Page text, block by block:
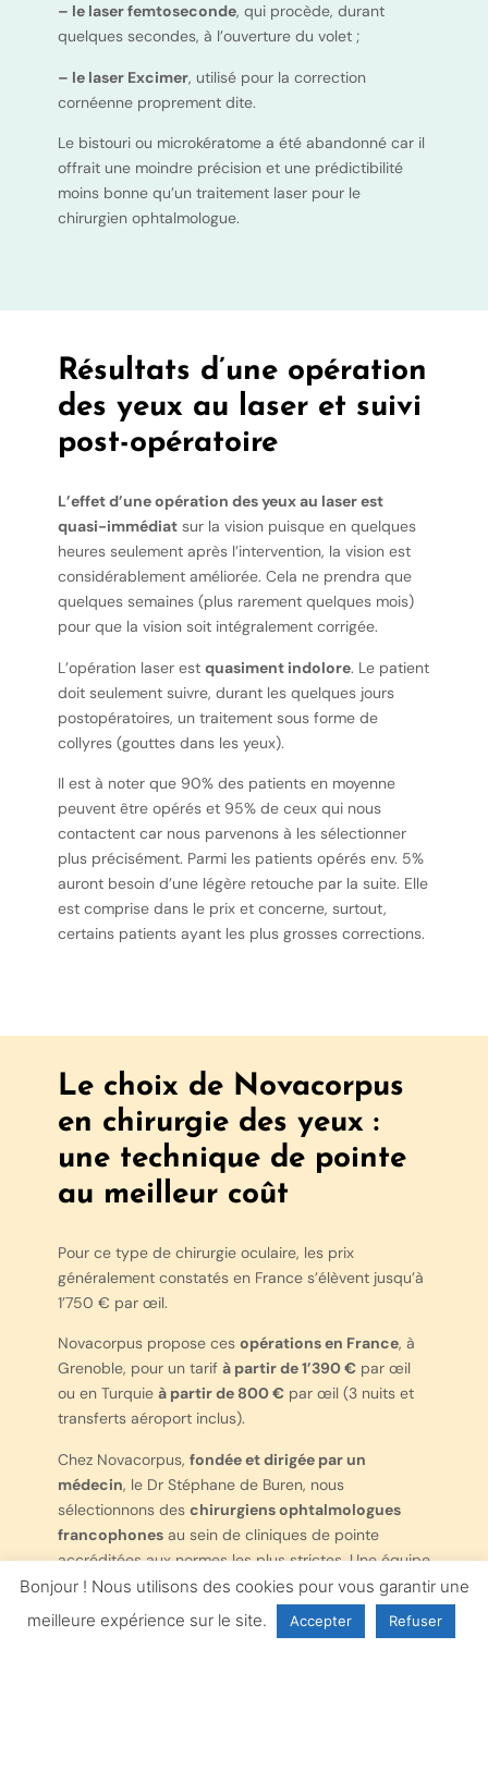
– le laser femtoseconde, qui procède, durant
quelques secondes, à l’ouverture du volet ;
– le laser Excimer, utilisé pour la correction
cornéenne proprement dite.
Le bistouri ou microkératome a été abandonné car il
offrait une moindre précision et une prédictibilité
moins bonne qu’un traitement laser pour le
chirurgien ophtalmologue.
Résultats d’une opération
des yeux au laser et suivi
post-opératoire
L’effet d’une opération des yeux au laser est
quasi-immédiatsur la vision puisque en quelques
heures seulement après l’intervention, la vision est
considérablement améliorée. Cela ne prendra que
quelques semaines (plus rarement quelques mois)
pour que la vision soit intégralement corrigée.
L’opération laser est quasiment indolore. Le patient
doit seulement suivre, durant les quelques jours
postopératoires, un traitement sous forme de
collyres (gouttes dans les yeux).
Il est à noter que 90% des patients en moyenne
peuvent être opérés et 95% de ceux qui nous
contactent car nous parvenons à les sélectionner
plus précisément. Parmi les patients opérés env. 5%
auront besoin d’une légère retouche par la suite. Elle
est comprise dans le prix et concerne, surtout,
certains patients ayant les plus grosses corrections.
Le choix de Novacorpus
en chirurgie des yeux :
une technique de pointe
au meilleur coût
Pour ce type de chirurgie oculaire, les prix
généralement constatés en France s’élèvent jusqu’à
1’750 € par œil.
Novacorpus propose ces opérations en France, à
Grenoble, pour un tarif à partir de 1’390 €par œil
ou en Turquie à partir de 800 €par œil (3 nuits et
transferts aéroport inclus).
Chez Novacorpus, fondée et dirigée par un
médecin, le Dr Stéphane de Buren, nous
sélectionnons des chirurgiens ophtalmologues
francophonesau sein de cliniques de pointe
accréditées aux normes les plus strictes. Une équipe
médicale vous prend en charge dans les meilleures
conditions avant, pendant et après votre
intervention. Le
suivi postopératoire se fait en
Bonjour ! Nous utilisons des cookies pour vous garantir une
meilleure expérience sur le site.
Accepter Refuser